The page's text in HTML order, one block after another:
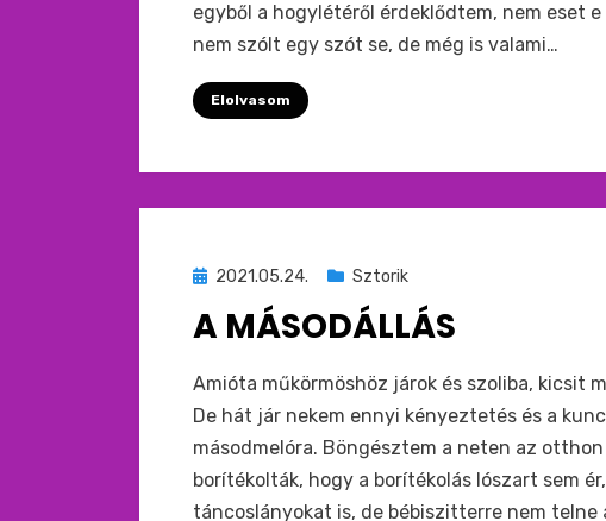
egyből a hogylétéről érdeklődtem, nem eset
nem szólt egy szót se, de még is valami…
Elolvasom
Beküldve
:
2021.05.24. Sztorik
A MÁSODÁLLÁS
bymonkey
Amióta műkörmöshöz járok és szoliba, kicsit
De hát jár nekem ennyi kényeztetés és a
másodmelóra. Böngésztem a neten az
borítékolták, hogy a borítékolás lószart sem
táncoslányokat is, de bébiszitterre nem telne